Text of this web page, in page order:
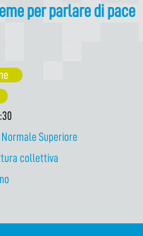
per parlare di pace
Superiore
collettiva